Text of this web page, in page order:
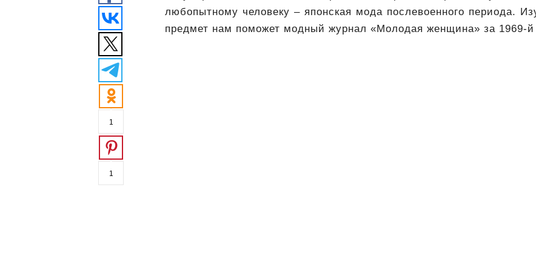
любопытному человеку – японская мода послевоенного периода.
предмет нам поможет модный журнал «Молодая женщина» за 1969-й
1
1